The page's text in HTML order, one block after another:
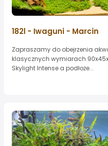
182l - Iwaguni - Marcin
Zapraszamy do obejrzenia
klasycznych wymiarach
Skylight Intense a podłoże...